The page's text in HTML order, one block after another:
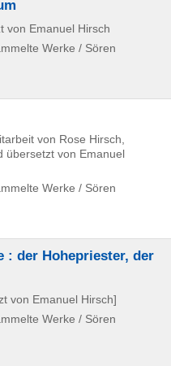
von Emanuel Hirsch
Werke / Sören
von Rose Hirsch,
übersetzt von Emanuel
Werke / Sören
: der Hohepriester, der
von Emanuel Hirsch]
Werke / Sören